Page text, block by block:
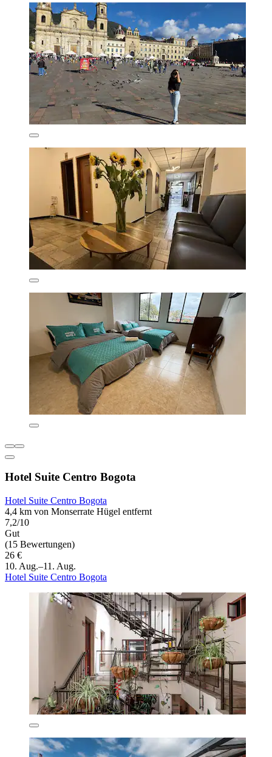
Hotel Suite Centro Bogota
Hotel Suite Centro Bogota
4,4 km von Monserrate Hügel entfernt
7,2/10
Gut
(15 Bewertungen)
26 €
10. Aug.–11. Aug.
Hotel Suite Centro Bogota